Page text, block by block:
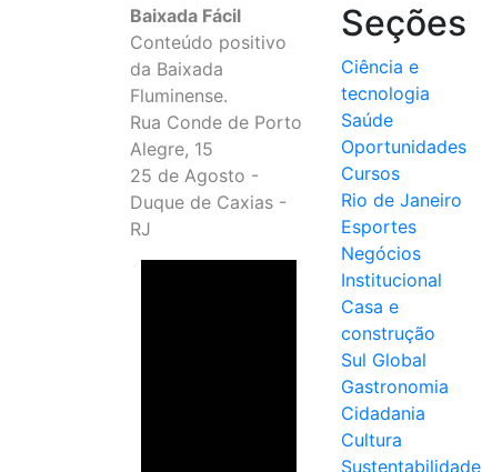
Baixada Fácil
Conteúdo positivo
da Baixada
Fluminense.
Rua Conde de Porto
Alegre, 15
25 de Agosto -
Duque de Caxias -
RJ
Seções
Ciência e
tecnologia
Saúde
Oportunidades
Cursos
Rio de Janeiro
Esportes
Negócios
Institucional
Casa e
construção
Sul Global
Gastronomia
Cidadania
Cultura
Sustentabilidade